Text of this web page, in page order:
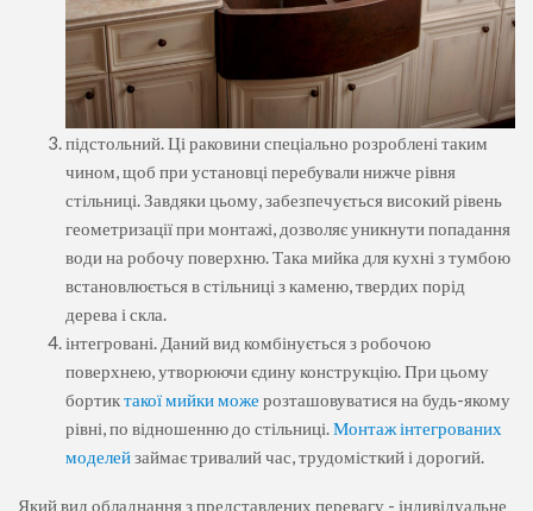
підстольний. Ці раковини спеціально розроблені таким
чином, щоб при установці перебували нижче рівня
стільниці. Завдяки цьому, забезпечується високий рівень
геометризації при монтажі, дозволяє уникнути попадання
води на робочу поверхню. Така мийка для кухні з тумбою
встановлюється в стільниці з каменю, твердих порід
дерева і скла.
інтегровані. Даний вид комбінується з робочою
поверхнею, утворюючи єдину конструкцію. При цьому
бортиктакої мийки може розташовуватися на будь-якому
рівні, по відношенню до стільниці.Монтаж інтегрованих
моделейзаймає тривалий час, трудомісткий і дорогий.
Який вид обладнання з представлених перевагу - індивідуальне